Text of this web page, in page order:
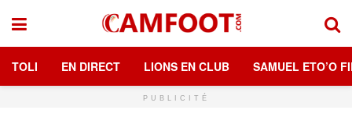
TOLI EN DIRECT LIONS EN CLUB SAMUEL ETO’O
PUBLICITÉ